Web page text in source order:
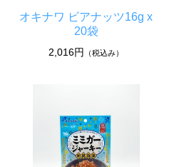
オキナワ ビアナッツ16g x
20袋
2,016円 （税込み）